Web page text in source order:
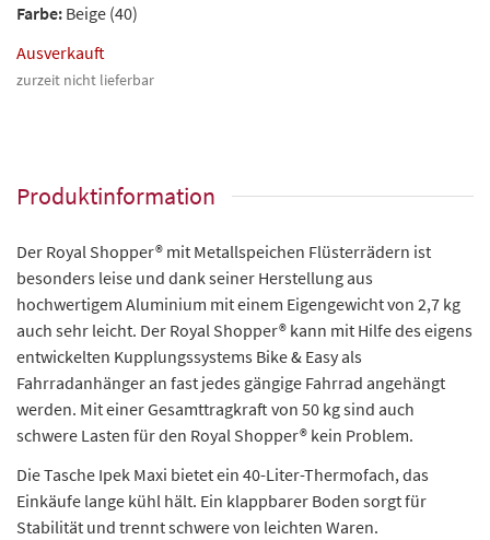
Farbe: Beige (40)
Ausverkauft
zurzeit nicht lieferbar
Produktinformation
Der Royal Shopper® mit Metallspeichen Flüsterrädern ist
besonders leise und dank seiner Herstellung aus
hochwertigem Aluminium mit einem Eigengewicht von 2,7 kg
auch sehr leicht. Der Royal Shopper® kann mit Hilfe des eigens
entwickelten Kupplungssystems Bike & Easy als
Fahrradanhänger an fast jedes gängige Fahrrad angehängt
werden. Mit einer Gesamttragkraft von 50 kg sind auch
schwere Lasten für den Royal Shopper® kein Problem.
Die Tasche Ipek Maxi bietet ein 40-Liter-Thermofach, das
Einkäufe lange kühl hält. Ein klappbarer Boden sorgt für
Stabilität und trennt schwere von leichten Waren.